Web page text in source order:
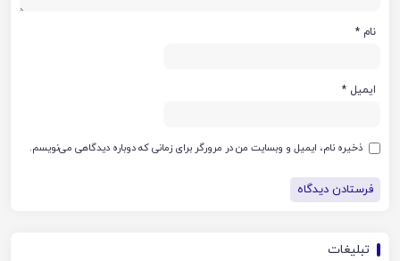
نام *
ایمیل *
ذخیره نام، ایمیل و وبسایت من در مرورگر برای زمانی که دوباره دیدگاهی می‌نویسم.
تبلیغات